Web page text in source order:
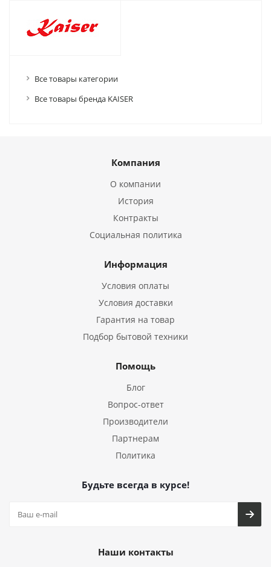
Все товары категории
Все товары бренда KAISER
Компания
О компании
История
Контракты
Социальная политика
Информация
Условия оплаты
Условия доставки
Гарантия на товар
Подбор бытовой техники
Помощь
Блог
Вопрос-ответ
Производители
Партнерам
Политика
Будьте всегда в курсе!
Наши контакты